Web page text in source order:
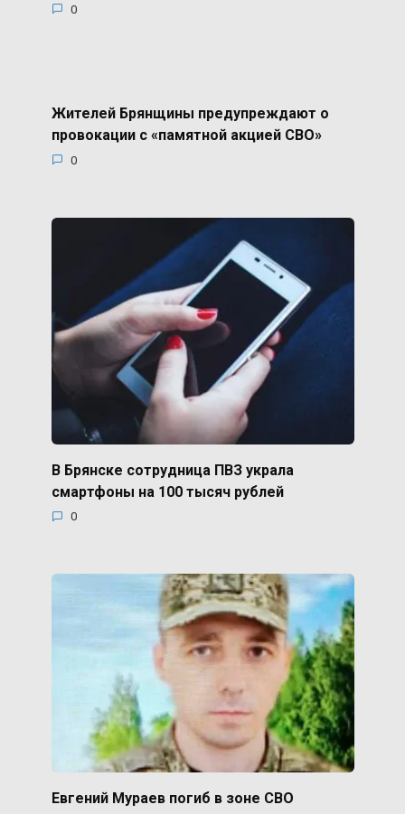
0
Жителей Брянщины предупреждают о
провокации с «памятной акцией СВО»
0
В Брянске сотрудница ПВЗ украла
смартфоны на 100 тысяч рублей
0
Евгений Мураев погиб в зоне СВО